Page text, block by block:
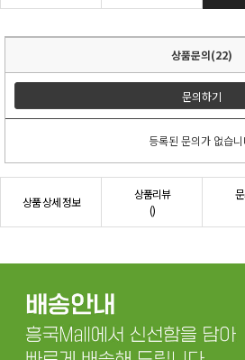
상품문의(22)
문의하기
등록된 문의가 없습니
상품 상세 정보
상품리뷰
()